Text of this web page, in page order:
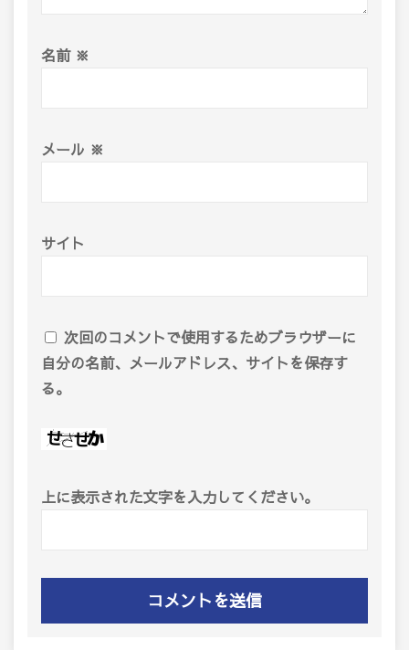
名前 ※
メール ※
サイト
次回のコメントで使用するためブラウザーに
自分の名前、メールアドレス、サイトを保存す
る。
上に表示された文字を入力してください。